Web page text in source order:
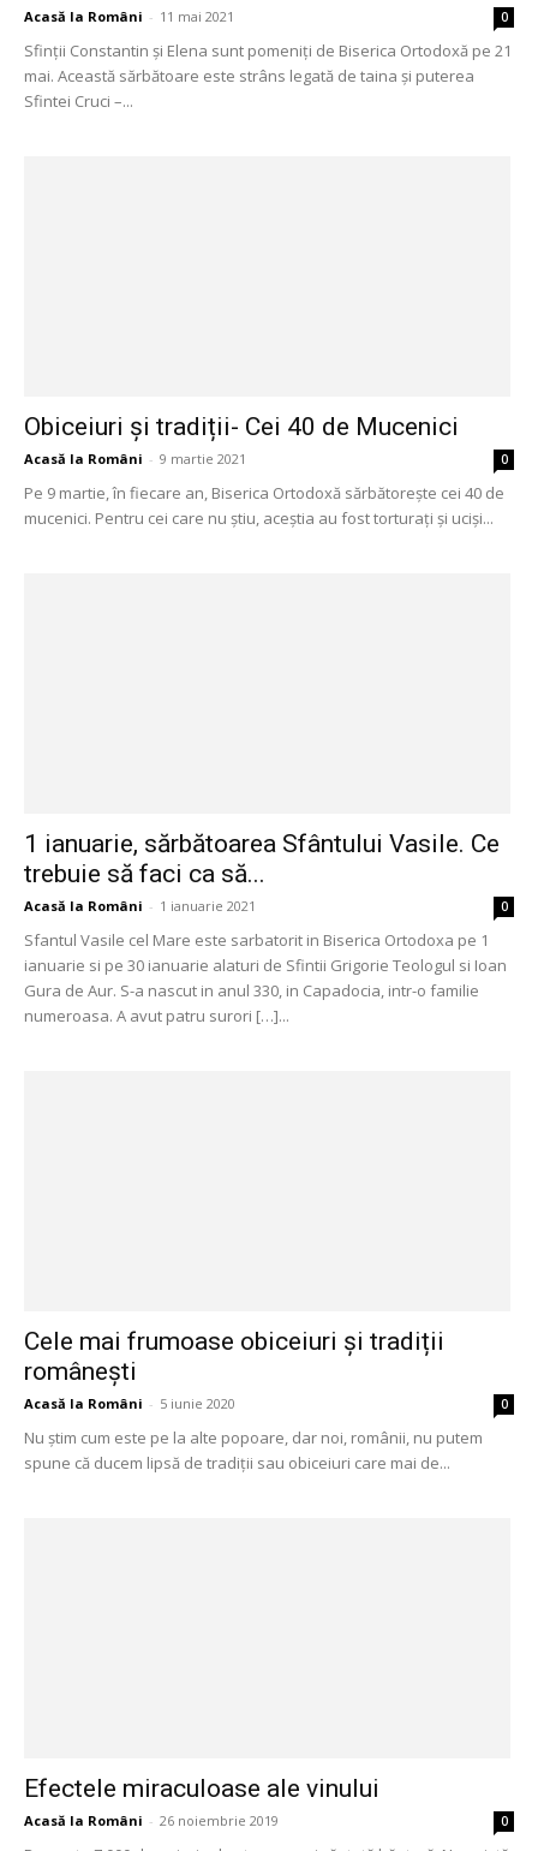
Acasă la Români - 11 mai 2021 0
Sfinții Constantin și Elena sunt pomeniți de Biserica Ortodoxă pe 21
mai. Această sărbătoare este strâns legată de taina și puterea
Sfintei Cruci –...
Obiceiuri și tradiții- Cei 40 de Mucenici
Acasă la Români - 9 martie 2021 0
Pe 9 martie, în fiecare an, Biserica Ortodoxă sărbătorește cei 40 de
mucenici. Pentru cei care nu știu, aceștia au fost torturați și uciși...
1 ianuarie, sărbătoarea Sfântului Vasile. Ce
trebuie să faci ca să...
Acasă la Români - 1 ianuarie 2021 0
Sfantul Vasile cel Mare este sarbatorit in Biserica Ortodoxa pe 1
ianuarie si pe 30 ianuarie alaturi de Sfintii Grigorie Teologul si Ioan
Gura de Aur. S-a nascut in anul 330, in Capadocia, intr-o familie
numeroasa. A avut patru surori […]...
Cele mai frumoase obiceiuri și tradiții
românești
Acasă la Români - 5 iunie 2020 0
Nu știm cum este pe la alte popoare, dar noi, românii, nu putem
spune că ducem lipsă de tradiții sau obiceiuri care mai de...
Efectele miraculoase ale vinului
Acasă la Români - 26 noiembrie 2019 0